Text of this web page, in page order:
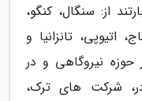
از: سنگال، کنگو،
اتیوپی، تانزانیا و
حوزه نیروگاهی و در
شرکت های ترک،